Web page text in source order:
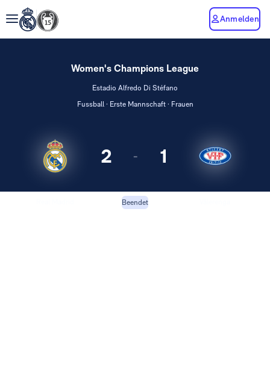
Anmelden
Women's Champions League
Estadio Alfredo Di Stéfano
Fussball · Erste Mannschaft · Frauen
2 - 1
Beendet